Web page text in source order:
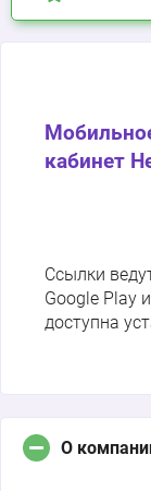
кабинет
Ссылки
Google Play
доступна
О